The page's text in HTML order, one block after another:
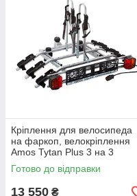
Кріплення для велосипеда
на фаркоп, велокріплення
Amos Tytan Plus 3 на 3
велосипеда AMTP3
Готово до відправки
13 550 ₴